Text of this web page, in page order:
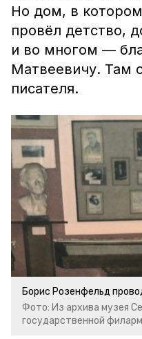
Но дом, в
провёл детство,
и во многом —
Матвеевичу. Там
писателя.
Борис Розенфельд
Фото: Из архива музея
государственной